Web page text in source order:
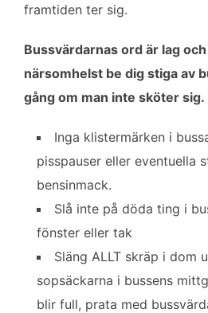
framtiden ter sig.
Bussvärdarnas ord är lag
närsomhelst be dig stiga av
gång om man inte sköter sig.
Inga klistermärken i
pisspauser eller eventuella
bensinmack.
Slå inte på döda ting i
fönster eller tak
Släng ALLT skräp i dom
sopsäckarna i bussens
blir full, prata med